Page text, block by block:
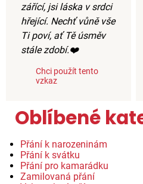
zářící, jsi láska v srdci
hřející. Nechť vůně vše
Ti poví, ať Tě úsměv
stále zdobí.❤️
Chci použít tento
vzkaz
Oblíbené
Přání k narozeninám
Přání k svátku
Přání pro kamarádku
Zamilovaná přání